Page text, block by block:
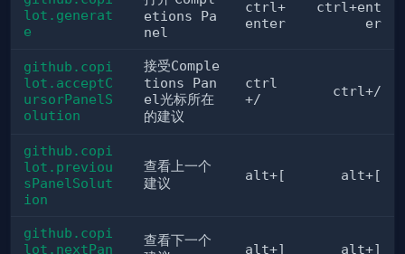
lot.generat
e
etions Pa
nel
ctrl+
enter
ctrl+ent
er
github.copi
lot.acceptC
ursorPanelS
olution
接受Comple
tions Pan
el光标所在
的建议
ctrl
+/
ctrl+/
github.copi
lot.previou
sPanelSolut
ion
查看上一个
建议
alt+[ alt+[
github.copi
lot.nextPan
查看下一个
alt+] alt+]